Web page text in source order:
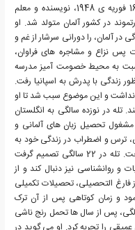
اکهارت تله، اکهارت تل یا اکهارت تلی، زاده ی 16 فوریه ی 1948، نویسنده و معلم
در کشور آلمان متولد شد. او
آلمان، را دورانی سرشار از غم و
نزاع و مشاجره های فراوان،
به محیط خصومت آمیز مدرسه
زندگی با پدرش به اسپانیا رفت.
نداشت و این موضوع سبب شد تا او
تله در نوزده سالگی به انگلستان
تحصیل زبان های آلمانی و
ترس و اضطراب در زندگی خود به
جست و جوی پاسخ به سوال های زندگی پرداخت. تله در 22 سالگی تصمیم گرفت
روانشناسی نیز دنبال کند و از
فارغ التحصیلی، تحصیلات تکمیلی
آغاز نمود و زمان کوتاهی پس از آن ترک
کرد.تله در شبی در سال 1977 و در 29 سالگی، پس از سال ها تحمل رنج ناشی
را تجربه کرد. او می گوید در